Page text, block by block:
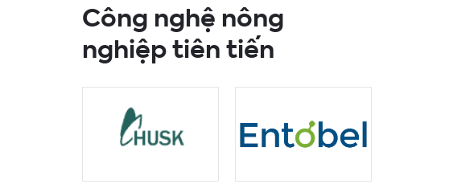
Công nghệ nông
nghiệp tiên tiến